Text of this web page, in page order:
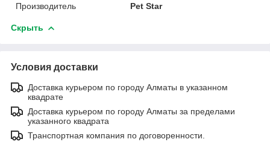
Производитель
Pet Star
Скрыть
Условия доставки
Доставка курьером по городу Алматы в указанном
квадрате
Доставка курьером по городу Алматы за пределами
указанного квадрата
Транспортная компания по договоренности.